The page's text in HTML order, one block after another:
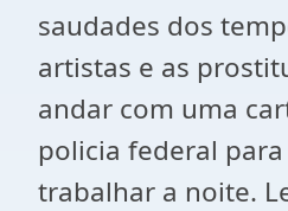
saudades dos
artistas e as
andar com uma
policia federal
trabalhar a noite.